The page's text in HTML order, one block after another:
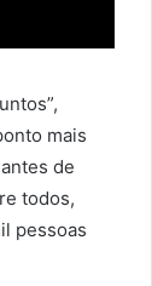
mais
de
todos,
pessoas